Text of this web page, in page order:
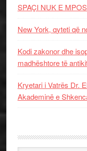
SPAÇI NUK E
New York, qyteti që
Kodi zakonor dhe
madhështore të
Kryetari i Vatrës Dr.
Akademinë e